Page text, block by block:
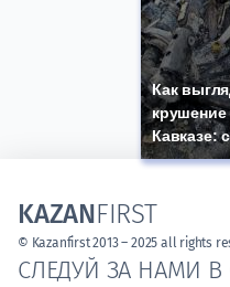
Как
крушение
Кавказе:
СЛЕДУЙ ЗА НАМИ В
KAZANFIRST
© Kazanfirst 2013 – 2025 all rights